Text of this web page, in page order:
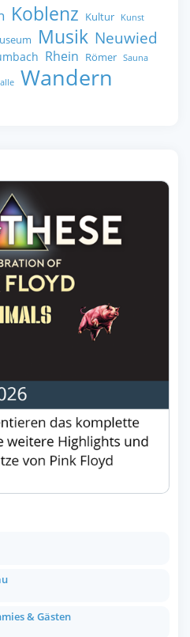
Koblenz Kultur Kunst
Musik Neuwied
Rhein Römer Sauna
Wandern
& Gästen